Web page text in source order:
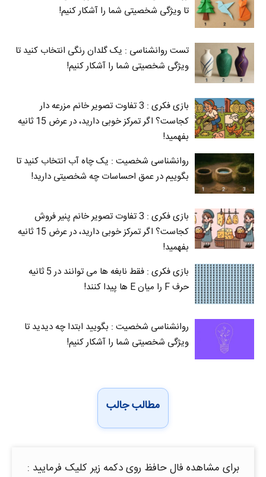
تا ویژگی شخصیتی شما را آشکار کنیم!
تست روانشناسی : یک گلدان رنگی انتخاب کنید تا
ویژگی شخصیتی شما را آشکار کنیم!
بازی فکری : 3 تفاوت تصویر خانم مزرعه دار
کجاست؟ اگر تمرکز خوبی دارید، در عرض 15 ثانیه
بفهمید!
روانشناسی شخصیت : یک چاه آب انتخاب کنید تا
بگوییم در عمق احساسات چه شخصیتی دارید!
بازی فکری : 3 تفاوت تصویر خانم پنیر فروش
کجاست؟ اگر تمرکز خوبی دارید، در عرض 15 ثانیه
بفهمید!
بازی فکری : فقط نابغه ها می توانند در 5 ثانیه
حرف F را میان E‌ ها پیدا کنند!
روانشناسی شخصیت : بگویید ابتدا چه دیدید تا
ویژگی شخصیتی شما را آشکار کنیم!
مطالب جالب
برای مشاهده فال حافظ روی دکمه زیر کلیک فرمایید :